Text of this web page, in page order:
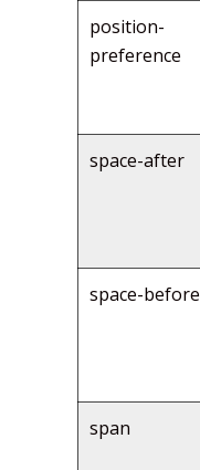
position-
preference
space-after
space-before
span